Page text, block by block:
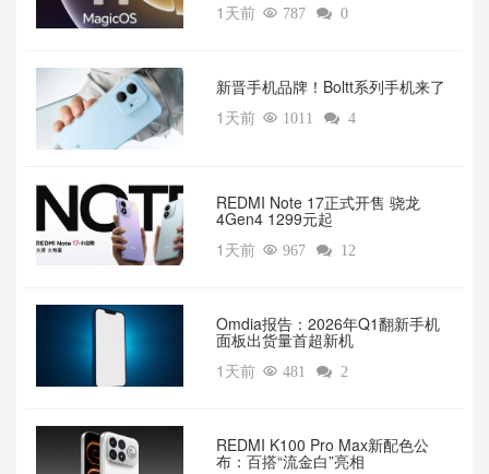
1天前  787  0
新晋手机品牌！Boltt系列手机来了
1天前  1011  4
REDMI Note 17正式开售 骁龙
4Gen4 1299元起
1天前  967  12
Omdia报告：2026年Q1翻新手机
面板出货量首超新机
1天前  481  2
REDMI K100 Pro Max新配色公
布：百搭“流金白”亮相